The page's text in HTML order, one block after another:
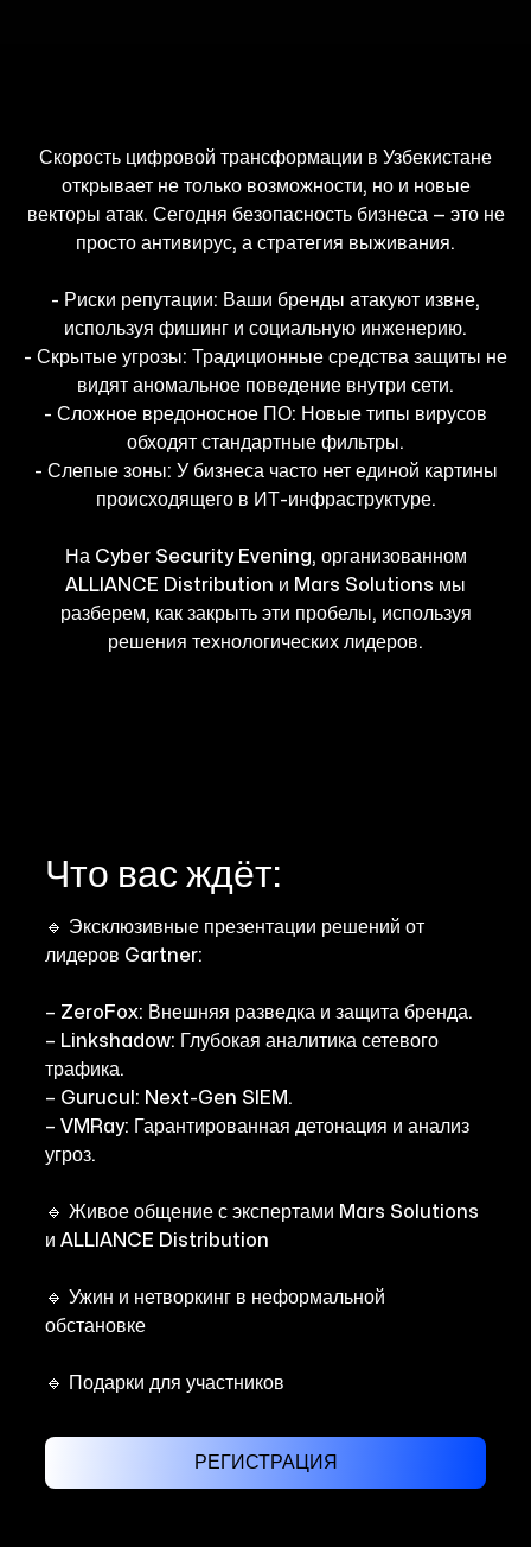
Скорость цифровой трансформации в Узбекистане
открывает не только возможности, но и новые
векторы атак. Сегодня безопасность бизнеса — это не
просто антивирус, а стратегия выживания.
- Риски репутации: Ваши бренды атакуют извне,
используя фишинг и социальную инженерию.
- Скрытые угрозы: Традиционные средства защиты не
видят аномальное поведение внутри сети.
- Сложное вредоносное ПО: Новые типы вирусов
обходят стандартные фильтры.
- Слепые зоны: У бизнеса часто нет единой картины
происходящего в ИТ-инфраструктуре.
На Cyber Security Evening, организованном
ALLIANCE Distribution и Mars Solutions мы
разберем, как закрыть эти пробелы, используя
решения технологических лидеров.
Что вас ждёт:
🔹 Эксклюзивные презентации решений от
лидеров Gartner:
– ZeroFox: Внешняя разведка и защита бренда.
– Linkshadow: Глубокая аналитика сетевого
трафика.
– Gurucul: Next-Gen SIEM.
– VMRay: Гарантированная детонация и анализ
угроз.
🔹 Живое общение с экспертами Mars Solutions
и ALLIANCE Distribution
🔹 Ужин и нетворкинг в неформальной
обстановке
🔹 Подарки для участников
РЕГИСТРАЦИЯ